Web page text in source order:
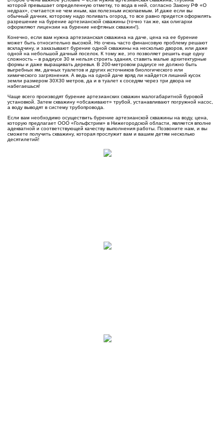
которой превышает определенную отметку, то вода в ней, согласно Закону РФ «О
недрах», считается не чем иным, как полезным ископаемым. И даже если вы
обычный дачник, которому надо поливать огород, то все равно придется оформлять
разрешение на бурение артезианской скважины (точно так же, как олигархи
оформляют лицензии на бурение нефтяных скважин!).
Конечно, если вам нужна артезианская скважина на даче, цена на ее бурение
может быть относительно высокой. Но очень часто финансовую проблему решают
вскладчину, и заказывают бурение одной скважины на несколько дворов, или даже
одной на небольшой дачный поселок. К тому же, это позволяет решить еще одну
сложность – в радиусе 30 м нельзя строить здания, ставить малые архитектурные
формы и даже выращивать деревья. В 200-метровом радиусе не должно быть
выгребных ям, дачных туалетов и других источников биологического или
химического загрязнения. А ведь на одной даче вряд ли найдется лишний кусок
земли размером 30Х30 метров, да и в туалет к соседям через три двора не
набегаешься!
Чаще всего производят бурение артезианских скважин малогабаритной буровой
установкой. Затем скважину «обсаживают» трубой, устанавливают погружной насос,
а воду выводят в систему трубопровода.
Если вам необходимо осуществить бурение артезианской скважины на воду, цена,
которую предлагает ООО «Гольфстрим» в Нижегородской области, является вполне
адекватной и соответствующей качеству выполнения работы. Позвоните нам, и вы
сможете получить скважину, которая прослужит вам и вашим детям несколько
десятилетий!